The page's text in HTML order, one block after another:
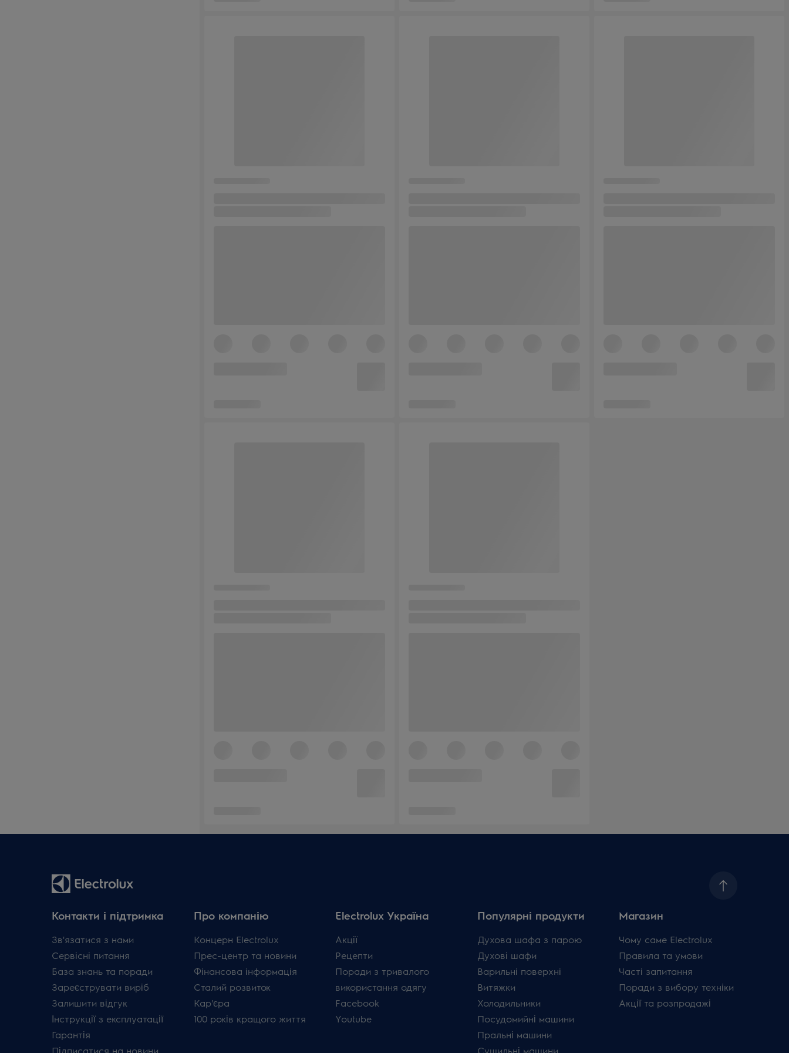
Контакти і підтримка
Зв'язатися з нами
Сервісні питання
База знань та поради
Зареєструвати виріб
Залишити відгук
Інструкції з експлуатації
Гарантія
Підписатися на новини
Про компанію
Концерн Electrolux
Прес-центр та новини
Фінансова інформація
Сталий розвиток
Кар'єра
100 років кращого життя
Electrolux Україна
Акції
Рецепти
Поради з тривалого
використання одягу
Facebook
Youtube
Популярні продукти
Духова шафа з парою
Духові шафи
Варильні поверхні
Витяжки
Холодильники
Посудомийні машини
Пральні машини
Сушильні машини
Магазин
Чому саме Electrolux
Правила та умови
Часті запитання
Поради з вибору техніки
Акції та розпродажі